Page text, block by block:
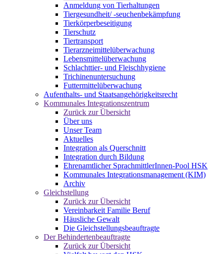
Anmeldung von Tierhaltungen
Tiergesundheit/ -seuchenbekämpfung
Tierkörperbeseitigung
Tierschutz
Tiertransport
Tierarzneimittelüberwachung
Lebensmittelüberwachung
Schlachttier- und Fleischhygiene
Trichinenuntersuchung
Futtermittelüberwachung
Aufenthalts- und Staatsangehörigkeitsrecht
Kommunales Integrationszentrum
Zurück zur Übersicht
Über uns
Unser Team
Aktuelles
Integration als Querschnitt
Integration durch Bildung
Ehrenamtlicher SprachmittlerInnen-Pool HSK
Kommunales Integrationsmanagement (KIM)
Archiv
Gleichstellung
Zurück zur Übersicht
Vereinbarkeit Familie Beruf
Häusliche Gewalt
Die Gleichstellungsbeauftragte
Der Behindertenbeauftragte
Zurück zur Übersicht